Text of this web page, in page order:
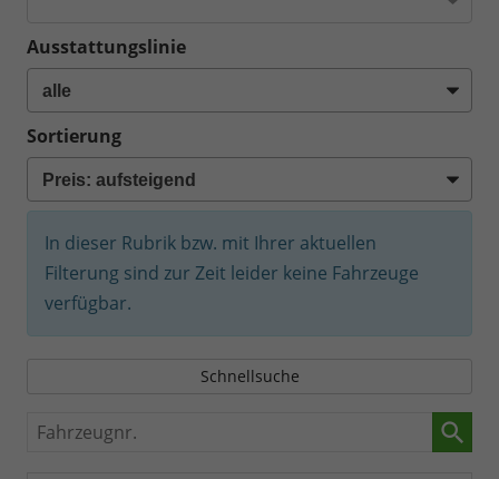
Ausstattungslinie
Sortierung
In dieser Rubrik bzw. mit Ihrer aktuellen
Filterung sind zur Zeit leider keine Fahrzeuge
verfügbar.
Schnellsuche
Fahrzeugnr.